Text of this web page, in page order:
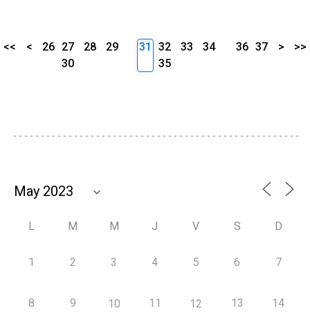
<< < 26 27 28
29
30
31 32 33
34
35
36 37 > >>
L M M J V S D
1 2 3 4 5 6 7
8 9 10 11 12 13 14